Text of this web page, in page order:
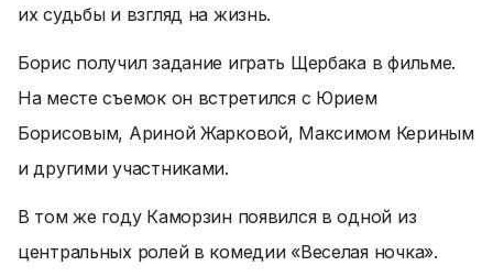
их судьбы и взгляд на жизнь.
Борис получил задание играть Щербака в фильме.
На месте съемок он встретился с Юрием
Борисовым, Ариной Жарковой, Максимом Кериным
и другими участниками.
В том же году Каморзин появился в одной из
центральных ролей в комедии «Веселая ночка».